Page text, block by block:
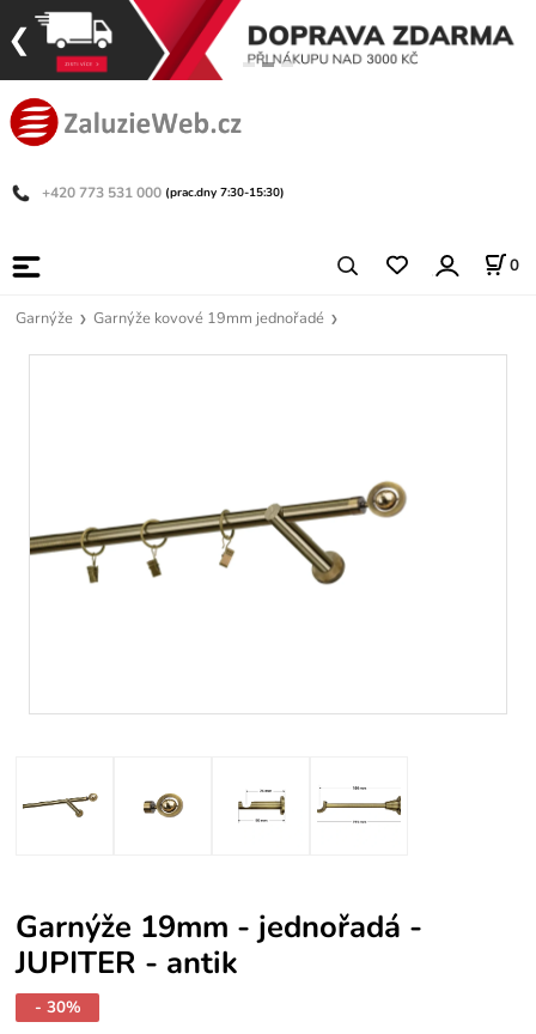
+420 773 531 000 (prac.dny 7:30-15:30)
0
Garnýže Garnýže kovové 19mm jednořadé
Garnýže 19mm - jednořadá -
JUPITER - antik
- 30%